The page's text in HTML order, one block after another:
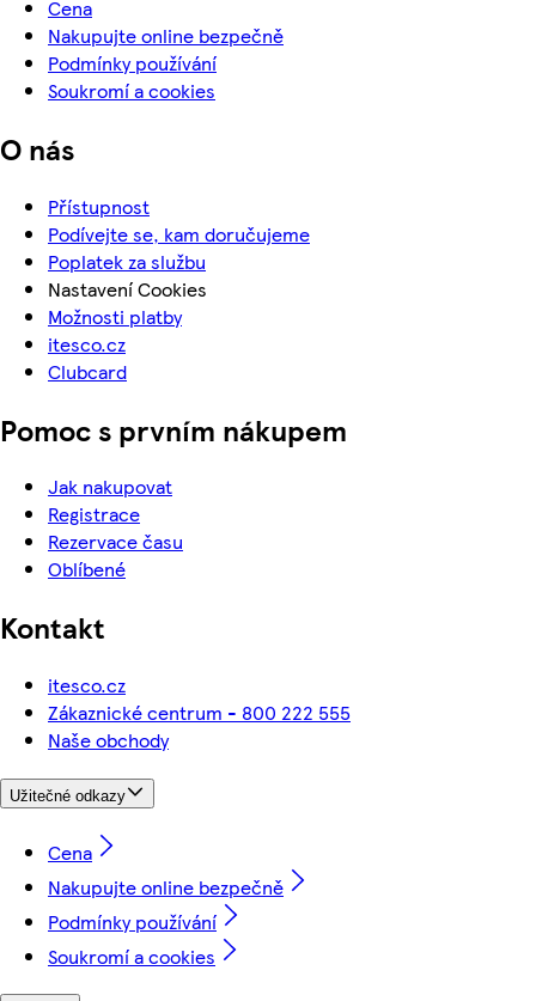
Cena
Nakupujte online bezpečně
Podmínky používání
Soukromí a cookies
O nás
Přístupnost
Podívejte se, kam doručujeme
Poplatek za službu
Nastavení Cookies
Možnosti platby
itesco.cz
Clubcard
Pomoc s prvním nákupem
Jak nakupovat
Registrace
Rezervace času
Oblíbené
Kontakt
itesco.cz
Zákaznické centrum - 800 222 555
Naše obchody
Užitečné odkazy
Cena
Nakupujte online bezpečně
Podmínky používání
Soukromí a cookies